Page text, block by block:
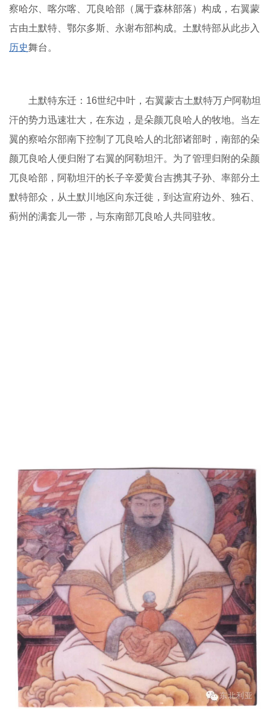
察哈尔、喀尔喀、兀良哈部（属于森林部落）构成，右翼蒙
古由土默特、鄂尔多斯、永谢布部构成。土默特部从此步入
历史舞台。
土默特东迁：16世纪中叶，右翼蒙古土默特万户阿勒坦
汗的势力迅速壮大，在东边，是朵颜兀良哈人的牧地。当左
翼的察哈尔部南下控制了兀良哈人的北部诸部时，南部的朵
颜兀良哈人便归附了右翼的阿勒坦汗。为了管理归附的朵颜
兀良哈部，阿勒坦汗的长子辛爱黄台吉携其子孙、率部分土
默特部众，从土默川地区向东迁徙，到达宣府边外、独石、
蓟州的满套儿一带，与东南部兀良哈人共同驻牧。